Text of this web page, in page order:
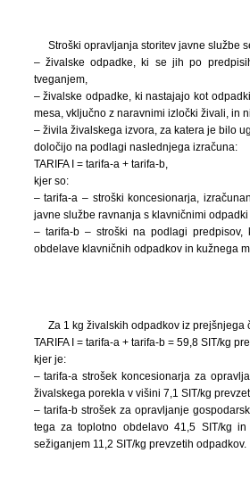
Stroški opravljanja storitev javne službe
– živalske odpadke, ki se jih po
tveganjem,
– živalske odpadke, ki nastajajo kot
mesa, vključno z naravnimi izločki živali, in
– živila živalskega izvora, za katera je bilo
določijo na podlagi naslednjega izračuna:
TARIFA I = tarifa-a + tarifa-b,
kjer so:
– tarifa-a – stroški koncesionarja,
javne službe ravnanja s klavničnimi
– tarifa-b – stroški na podlagi predpisov,
obdelave klavničnih odpadkov in kužnega
Za 1 kg živalskih odpadkov iz prejšnjega
TARIFA I = tarifa-a + tarifa-b = 59,8 SIT/kg
kjer je:
– tarifa-a strošek koncesionarja za
živalskega porekla v višini 7,1 SIT/kg
– tarifa-b strošek za opravljanje
tega za toplotno obdelavo 41,5 SIT/kg
sežiganjem 11,2 SIT/kg prevzetih odpadkov.